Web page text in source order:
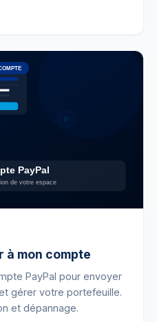
à mon compte
PayPal pour envoyer
gérer votre portefeuille.
et dépannage.